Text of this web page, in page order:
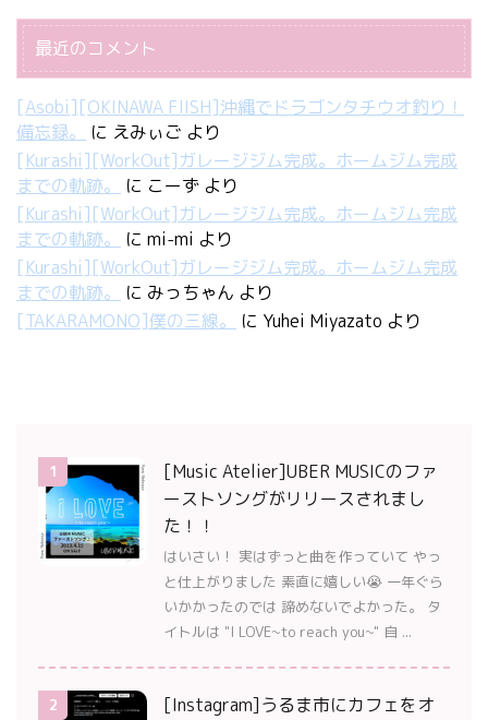
最近のコメント
[Asobi][OKINAWA FIISH]沖縄でドラゴンタチウオ釣り！
備忘録。
に えみぃご より
[Kurashi][WorkOut]ガレージジム完成。ホームジム完成
までの軌跡。
に こーず より
[Kurashi][WorkOut]ガレージジム完成。ホームジム完成
までの軌跡。
に mi-mi より
[Kurashi][WorkOut]ガレージジム完成。ホームジム完成
までの軌跡。
に みっちゃん より
[TAKARAMONO]僕の三線。
に Yuhei Miyazato より
1
[Music Atelier]UBER MUSICのファ
ーストソングがリリースされまし
た！！
はいさい！ 実はずっと曲を作っていて やっ
と仕上がりました 素直に嬉しい😭 一年ぐら
いかかったのでは 諦めないでよかった。 タ
イトルは "I LOVE~to reach you~" 自 ...
2 [Instagram]うるま市にカフェをオ